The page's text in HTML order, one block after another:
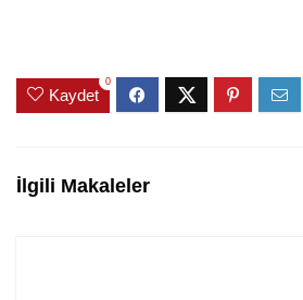
Kaydet
0
İlgili Makaleler